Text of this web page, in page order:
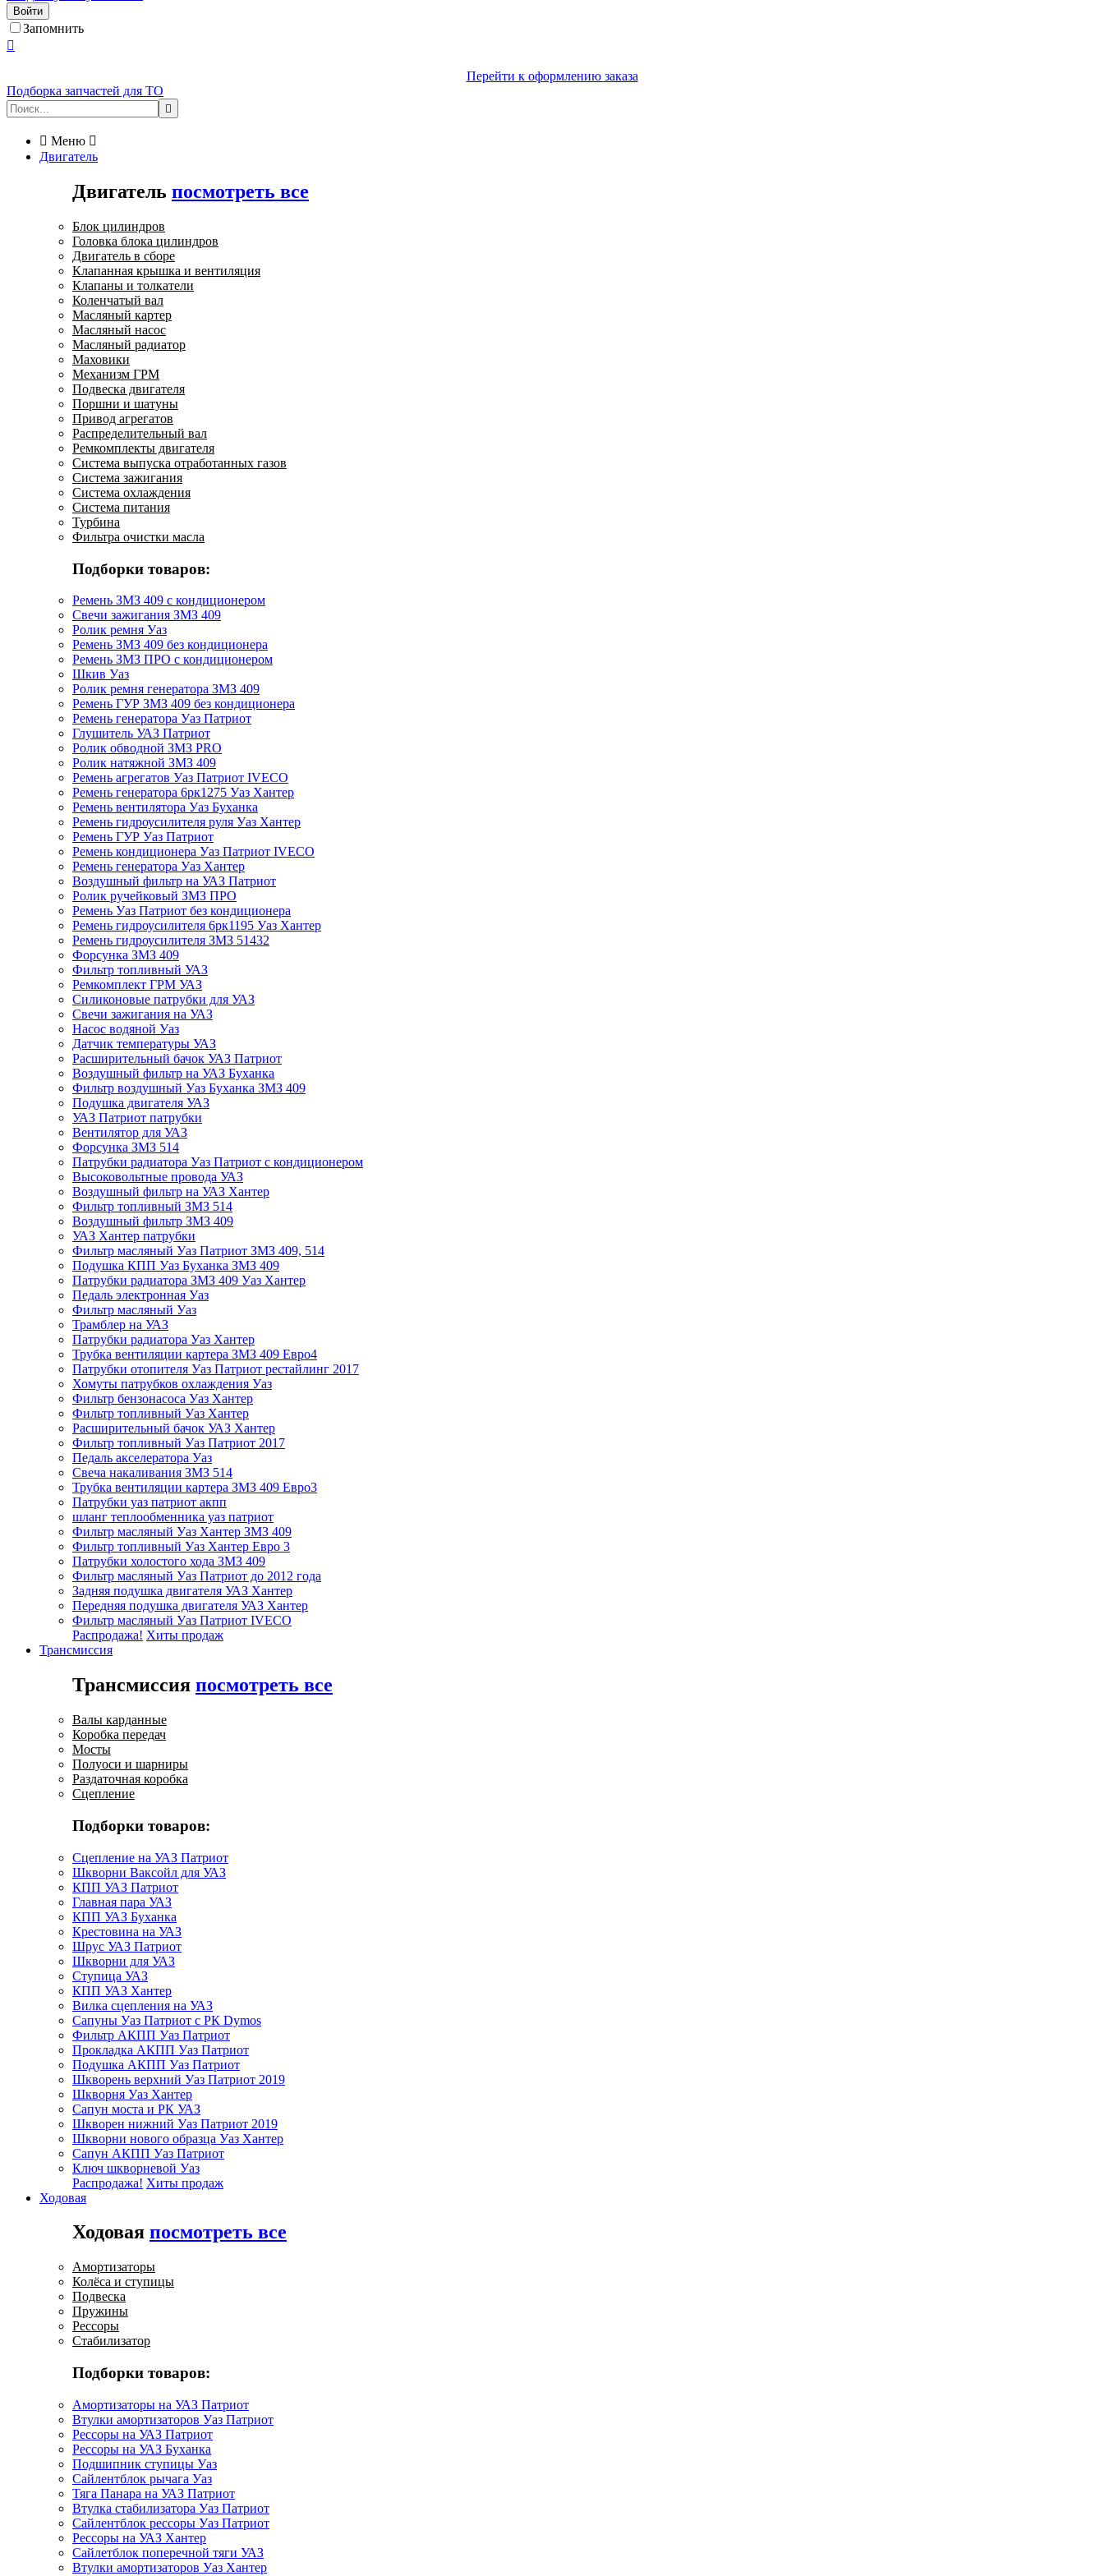
Войти
Запомнить

Перейти к оформлению заказа
Подборка запчастей для ТО

 Меню 
Двигатель
Двигатель посмотреть все
Блок цилиндров
Головка блока цилиндров
Двигатель в сборе
Клапанная крышка и вентиляция
Клапаны и толкатели
Коленчатый вал
Масляный картер
Масляный насос
Масляный радиатор
Маховики
Механизм ГРМ
Подвеска двигателя
Поршни и шатуны
Привод агрегатов
Распределительный вал
Ремкомплекты двигателя
Система выпуска отработанных газов
Система зажигания
Система охлаждения
Система питания
Турбина
Фильтра очистки масла
Подборки товаров:
Ремень ЗМЗ 409 с кондиционером
Свечи зажигания ЗМЗ 409
Ролик ремня Уаз
Ремень ЗМЗ 409 без кондиционера
Ремень ЗМЗ ПРО с кондиционером
Шкив Уаз
Ролик ремня генератора ЗМЗ 409
Ремень ГУР ЗМЗ 409 без кондиционера
Ремень генератора Уаз Патриот
Глушитель УАЗ Патриот
Ролик обводной ЗМЗ PRO
Ролик натяжной ЗМЗ 409
Ремень агрегатов Уаз Патриот IVECO
Ремень генератора 6рк1275 Уаз Хантер
Ремень вентилятора Уаз Буханка
Ремень гидроусилителя руля Уаз Хантер
Ремень ГУР Уаз Патриот
Ремень кондиционера Уаз Патриот IVECO
Ремень генератора Уаз Хантер
Воздушный фильтр на УАЗ Патриот
Ролик ручейковый ЗМЗ ПРО
Ремень Уаз Патриот без кондиционера
Ремень гидроусилителя 6рк1195 Уаз Хантер
Ремень гидроусилителя ЗМЗ 51432
Форсунка ЗМЗ 409
Фильтр топливный УАЗ
Ремкомплект ГРМ УАЗ
Силиконовые патрубки для УАЗ
Свечи зажигания на УАЗ
Насос водяной Уаз
Датчик температуры УАЗ
Расширительный бачок УАЗ Патриот
Воздушный фильтр на УАЗ Буханка
Фильтр воздушный Уаз Буханка ЗМЗ 409
Подушка двигателя УАЗ
УАЗ Патриот патрубки
Вентилятор для УАЗ
Форсунка ЗМЗ 514
Патрубки радиатора Уаз Патриот с кондиционером
Высоковольтные провода УАЗ
Воздушный фильтр на УАЗ Хантер
Фильтр топливный ЗМЗ 514
Воздушный фильтр ЗМЗ 409
УАЗ Хантер патрубки
Фильтр масляный Уаз Патриот ЗМЗ 409, 514
Подушка КПП Уаз Буханка ЗМЗ 409
Патрубки радиатора ЗМЗ 409 Уаз Хантер
Педаль электронная Уаз
Фильтр масляный Уаз
Трамблер на УАЗ
Патрубки радиатора Уаз Хантер
Трубка вентиляции картера ЗМЗ 409 Евро4
Патрубки отопителя Уаз Патриот рестайлинг 2017
Хомуты патрубков охлаждения Уаз
Фильтр бензонасоса Уаз Хантер
Фильтр топливный Уаз Хантер
Расширительный бачок УАЗ Хантер
Фильтр топливный Уаз Патриот 2017
Педаль акселератора Уаз
Свеча накаливания ЗМЗ 514
Трубка вентиляции картера ЗМЗ 409 Евро3
Патрубки уаз патриот акпп
шланг теплообменника уаз патриот
Фильтр масляный Уаз Хантер ЗМЗ 409
Фильтр топливный Уаз Хантер Евро 3
Патрубки холостого хода ЗМЗ 409
Фильтр масляный Уаз Патриот до 2012 года
Задняя подушка двигателя УАЗ Хантер
Передняя подушка двигателя УАЗ Хантер
Фильтр масляный Уаз Патриот IVECO
Распродажа! Хиты продаж
Трансмиссия
Трансмиссия посмотреть все
Валы карданные
Коробка передач
Мосты
Полуоси и шарниры
Раздаточная коробка
Сцепление
Подборки товаров:
Сцепление на УАЗ Патриот
Шкворни Ваксойл для УАЗ
КПП УАЗ Патриот
Главная пара УАЗ
КПП УАЗ Буханка
Крестовина на УАЗ
Шрус УАЗ Патриот
Шкворни для УАЗ
Ступица УАЗ
КПП УАЗ Хантер
Вилка сцепления на УАЗ
Сапуны Уаз Патриот с РК Dymos
Фильтр АКПП Уаз Патриот
Прокладка АКПП Уаз Патриот
Подушка АКПП Уаз Патриот
Шкворень верхний Уаз Патриот 2019
Шкворня Уаз Хантер
Сапун моста и РК УАЗ
Шкворен нижний Уаз Патриот 2019
Шкворни нового образца Уаз Хантер
Сапун АКПП Уаз Патриот
Ключ шкворневой Уаз
Распродажа! Хиты продаж
Ходовая
Ходовая посмотреть все
Амортизаторы
Колёса и ступицы
Подвеска
Пружины
Рессоры
Стабилизатор
Подборки товаров:
Амортизаторы на УАЗ Патриот
Втулки амортизаторов Уаз Патриот
Рессоры на УАЗ Патриот
Рессоры на УАЗ Буханка
Подшипник ступицы Уаз
Сайлентблок рычага Уаз
Тяга Панара на УАЗ Патриот
Втулка стабилизатора Уаз Патриот
Сайлентблок рессоры Уаз Патриот
Рессоры на УАЗ Хантер
Сайлетблок поперечной тяги УАЗ
Втулки амортизаторов Уаз Хантер